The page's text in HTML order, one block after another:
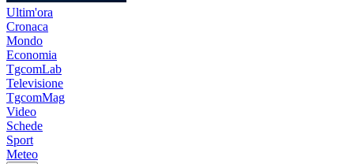
Ultim'ora
Cronaca
Mondo
Economia
TgcomLab
Televisione
TgcomMag
Video
Schede
Sport
Meteo